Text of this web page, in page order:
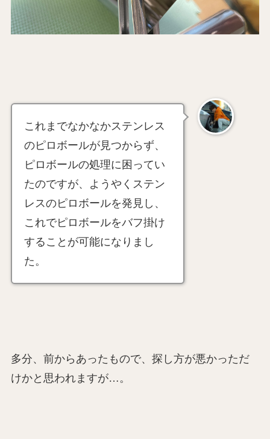
これまでなかなかステンレス
のピロボールが見つからず、
ピロボールの処理に困ってい
たのですが、ようやくステン
レスのピロボールを発見し、
これでピロボールをバフ掛け
することが可能になりまし
た。
多分、前からあったもので、探し方が悪かっただ
けかと思われますが…。